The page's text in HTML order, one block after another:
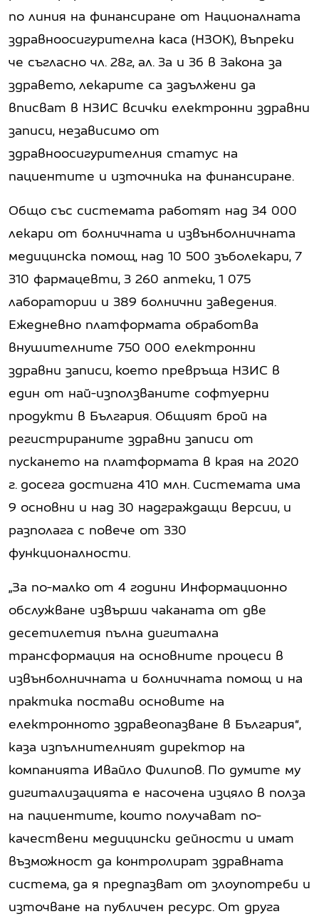
по линия на финансиране от Националната
здравноосигурителна каса (НЗОК), въпреки
че съгласно чл. 28г, ал. 3а и 3б в Закона за
здравето, лекарите са задължени да
вписват в НЗИС всички електронни здравни
записи, независимо от
здравноосигурителния статус на
пациентите и източника на финансиране.
Общо със системата работят над 34 000
лекари от болничната и извънболничната
медицинска помощ, над 10 500 зъболекари, 7
310 фармацевти, 3 260 аптеки, 1 075
лаборатории и 389 болнични заведения.
Ежедневно платформата обработва
внушителните 750 000 електронни
здравни записи, което превръща НЗИС в
един от най-използваните софтуерни
продукти в България. Общият брой на
регистрираните здравни записи от
пускането на платформата в края на 2020
г. досега достигна 410 млн. Системата има
9 основни и над 30 надграждащи версии, и
разполага с повече от 330
функционалности.
„За по-малко от 4 години Информационно
обслужване извърши чаканата от две
десетилетия пълна дигитална
трансформация на основните процеси в
извънболничната и болничната помощ и на
практика постави основите на
електронното здравеопазване в България“,
каза изпълнителният директор на
компанията Ивайло Филипов. По думите му
дигитализацията е насочена изцяло в полза
на пациентите, които получават по-
качествени медицински дейности и имат
възможност да контролират здравната
система, да я предпазват от злоупотреби и
източване на публичен ресурс. От друга